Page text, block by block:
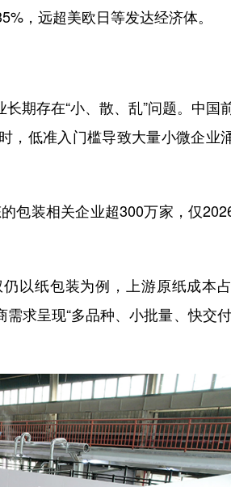
，远超美欧日等发达经济体。
存在“小、散、乱”问题。中国
，低准入门槛导致大量小微企业
装相关企业超300万家，仅
以纸包装为例，上游原纸成本
求呈现“多品种、小批量、快交付